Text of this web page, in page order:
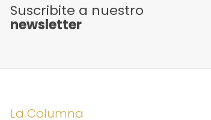
Suscribite a nuestro
newsletter
La Columna